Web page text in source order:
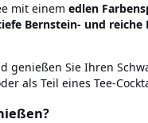
mit einem edlen
Bernstein- und reiche
genießen Sie Ihren
als Teil eines Tee-